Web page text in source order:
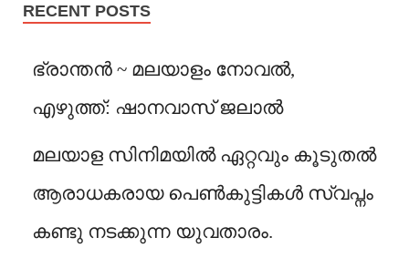
RECENT POSTS
ഭ്രാന്തൻ ~ മലയാളം നോവൽ,
എഴുത്ത്: ഷാനവാസ് ജലാൽ
മലയാള സിനിമയിൽ ഏറ്റവും കൂടുതൽ
ആരാധകരായ പെൺകുട്ടികൾ സ്വപ്നം
കണ്ടു നടക്കുന്ന യുവതാരം.